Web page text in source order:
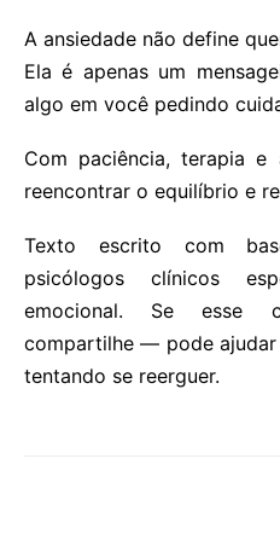
A ansiedade não define
Ela é apenas um
algo em você pedindo
Com paciência, terapia
reencontrar o equilíbrio e
Texto escrito com
psicólogos clínicos
emocional. Se esse
compartilhe — pode ajudar
tentando se reerguer.